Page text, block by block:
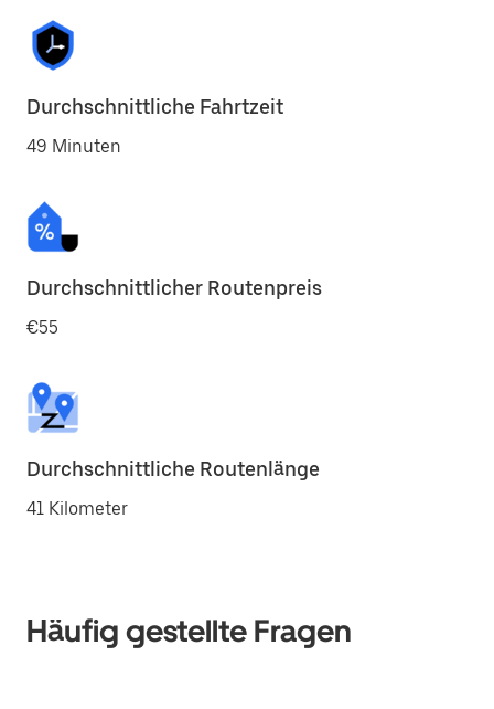
Durchschnittliche Fahrtzeit
49 Minuten
Durchschnittlicher Routenpreis
€55
Durchschnittliche Routenlänge
41 Kilometer
Häufig gestellte Fragen